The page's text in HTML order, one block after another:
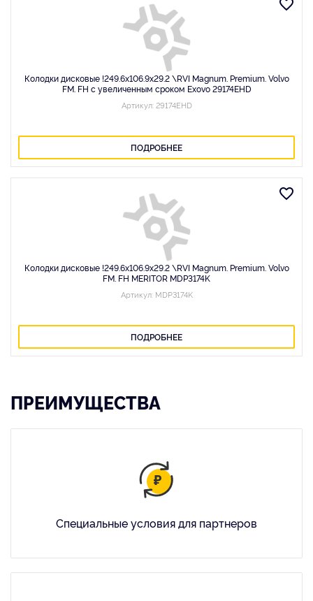
Колодки дисковые !249.6х106.9х29.2 \RVI Magnum. Premium. Volvo
FM. FH c увеличенным сроком Exovo 29174EHD
Артикул: 29174EHD
ПОДРОБНЕЕ
Колодки дисковые !249.6х106.9х29.2 \RVI Magnum. Premium. Volvo
FM. FH MERITOR MDP3174K
Артикул: MDP3174K
ПОДРОБНЕЕ
ПРЕИМУЩЕСТВА
Специальные условия для партнеров